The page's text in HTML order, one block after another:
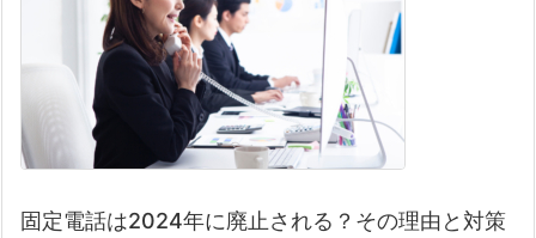
固定電話は2024年に廃止される？その理由と対策